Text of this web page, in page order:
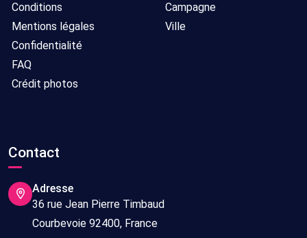
Conditions
Mentions légales
Confidentialité
FAQ
Crédit photos
Campagne
Ville
Contact
Adresse
36 rue Jean Pierre Timbaud
Courbevoie 92400, France